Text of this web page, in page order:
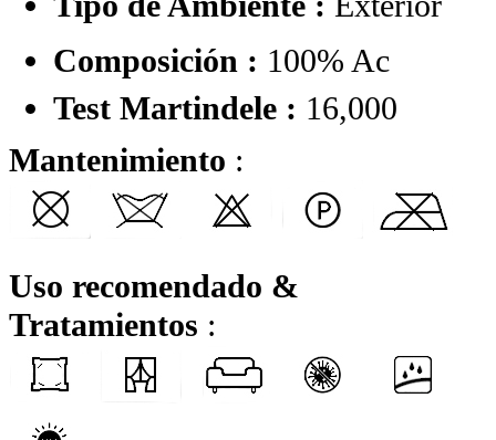
Composición : 100% Ac
Test Martindele : 16,000
Mantenimiento :
Uso recomendado &
Tratamientos :